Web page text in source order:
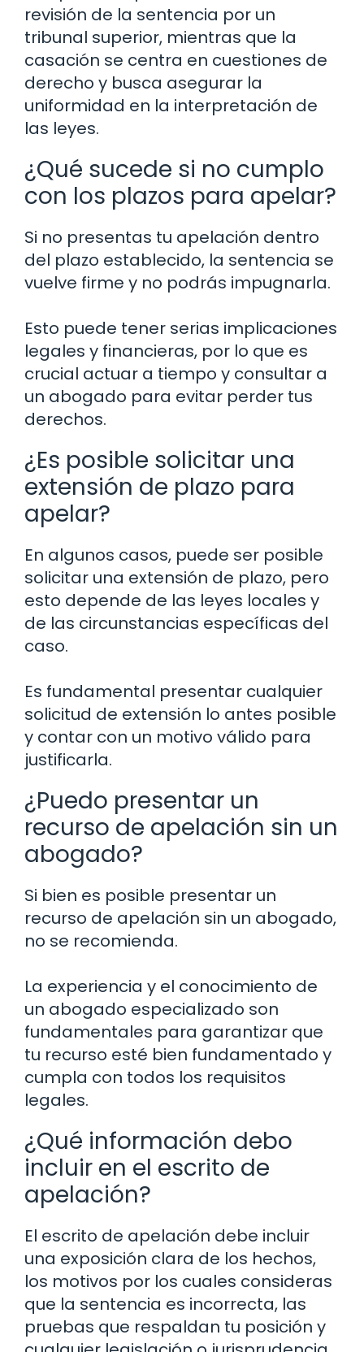
revisión de la sentencia por un
tribunal superior, mientras que la
casación se centra en cuestiones de
derecho y busca asegurar la
uniformidad en la interpretación de
las leyes.
¿Qué sucede si no cumplo
con los plazos para apelar?
Si no presentas tu apelación dentro
del plazo establecido, la sentencia se
vuelve firme y no podrás impugnarla.
Esto puede tener serias implicaciones
legales y financieras, por lo que es
crucial actuar a tiempo y consultar a
un abogado para evitar perder tus
derechos.
¿Es posible solicitar una
extensión de plazo para
apelar?
En algunos casos, puede ser posible
solicitar una extensión de plazo, pero
esto depende de las leyes locales y
de las circunstancias específicas del
caso.
Es fundamental presentar cualquier
solicitud de extensión lo antes posible
y contar con un motivo válido para
justificarla.
¿Puedo presentar un
recurso de apelación sin un
abogado?
Si bien es posible presentar un
recurso de apelación sin un abogado,
no se recomienda.
La experiencia y el conocimiento de
un abogado especializado son
fundamentales para garantizar que
tu recurso esté bien fundamentado y
cumpla con todos los requisitos
legales.
¿Qué información debo
incluir en el escrito de
apelación?
El escrito de apelación debe incluir
una exposición clara de los hechos,
los motivos por los cuales consideras
que la sentencia es incorrecta, las
pruebas que respaldan tu posición y